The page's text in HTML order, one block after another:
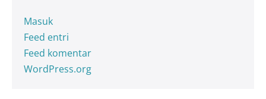
Masuk
Feed entri
Feed komentar
WordPress.org